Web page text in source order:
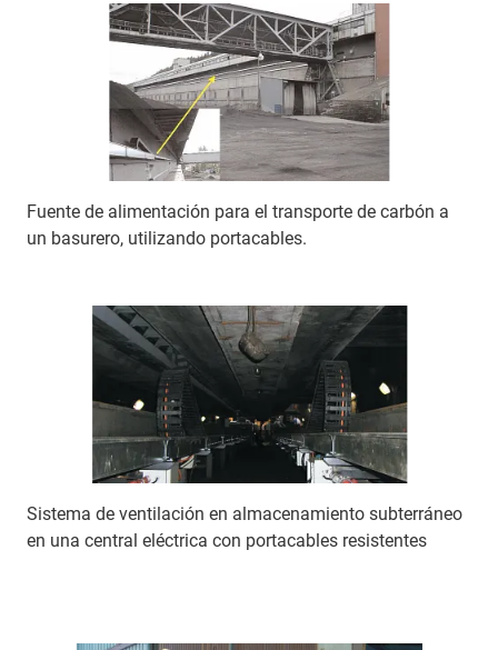
Fuente de alimentación para el transporte de carbón a
un basurero, utilizando portacables.
Sistema de ventilación en almacenamiento subterráneo
en una central eléctrica con portacables resistentes